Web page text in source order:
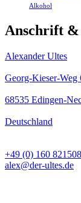
Alkohol
Anschrift
Alexander Ultes
Georg-Kieser-Weg
68535 Edingen-
Deutschland
+49 (0) 160
alex@der-ultes.de